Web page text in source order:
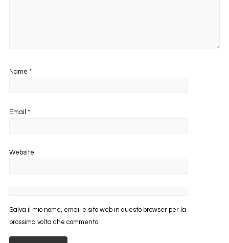
Name *
Email *
Website
Salva il mio nome, email e sito web in questo browser per la
prossima volta che commento.